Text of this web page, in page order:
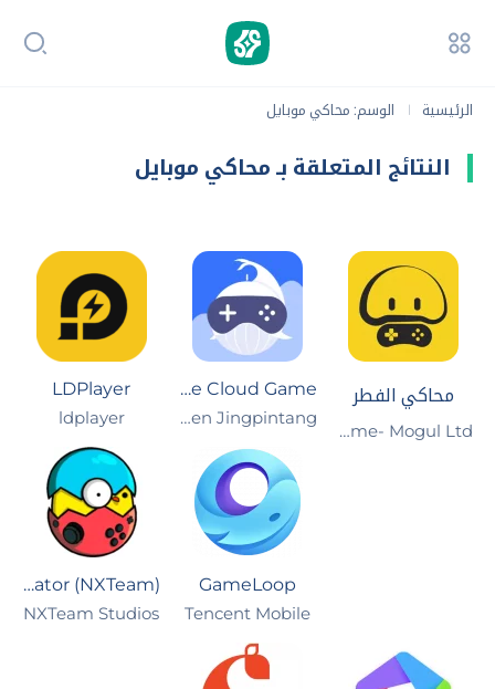
الرئيسية | الوسم: محاكي موبايل
النتائج المتعلقة بـ محاكي موبايل
محاكي الفطر
Popular Cloud Game- Mogul Ltd.‏
Whale Cloud Game
Xiamen Jingpintang
LDPlayer
ldplayer
GameLoop
Tencent Mobile
EggNS Emulator (NXTeam)
NXTeam Studios‏